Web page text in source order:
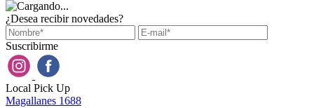
¿Desea recibir novedades?
Suscribirme
Local Pick Up
Magallanes 1688